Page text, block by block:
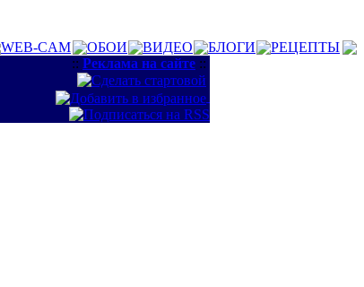
WEB-CAM ОБОИ ВИДЕО БЛОГИ
РЕЦЕПТЫ
:: Реклама на сайте ::